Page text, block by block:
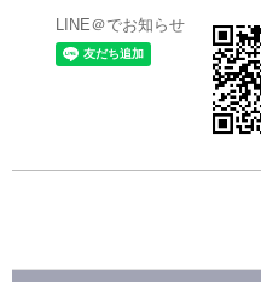
LINE＠でお知らせ